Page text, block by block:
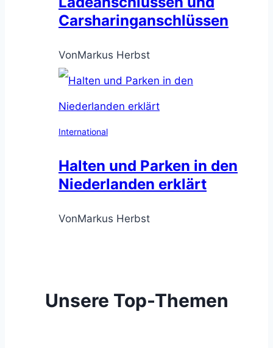
Carsharinganschlüssen
VonMarkus Herbst
International
Halten und Parken in den
Niederlanden erklärt
VonMarkus Herbst
Unsere Top-Themen